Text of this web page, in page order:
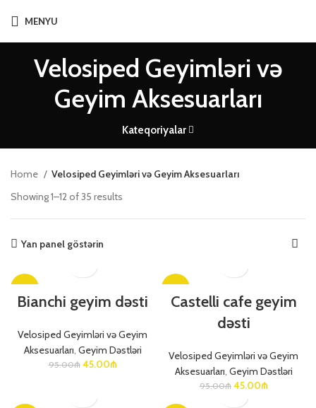
MENYU
Velosiped Geyimləri və
Geyim Aksesuarları
Kateqoriyalar
Home
Velosiped Geyimləri və Geyim Aksesuarları
Showing 1–12 of 35 results
Yan panel göstərin
-53%
Bianchi geyim dəsti
Velosiped Geyimləri və Geyim
Aksesuarları, Geyim Dəstləri
95.00₼ 45.00₼
-53%
Castelli cafe geyim
dəsti
Velosiped Geyimləri və Geyim
Aksesuarları, Geyim Dəstləri
95.00₼ 45.00₼